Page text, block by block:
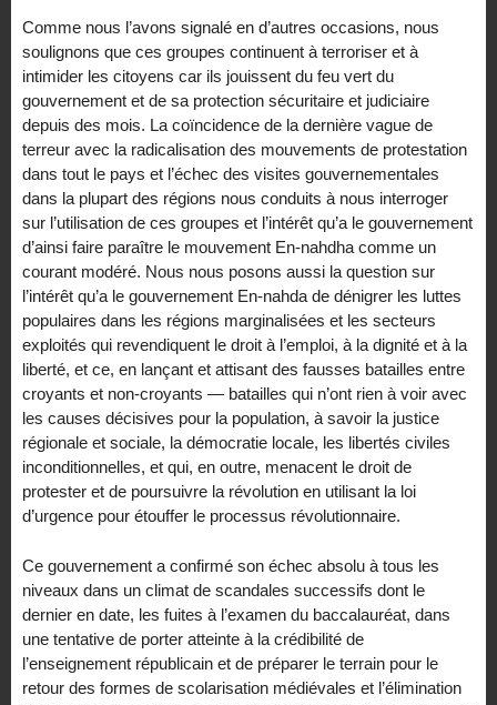
Comme nous l’avons signalé en d’autres occasions, nous
soulignons que ces groupes continuent à terroriser et à
intimider les citoyens car ils jouissent du feu vert du
gouvernement et de sa protection sécuritaire et judiciaire
depuis des mois. La coïncidence de la dernière vague de
terreur avec la radicalisation des mouvements de protestation
dans tout le pays et l’échec des visites gouvernementales
dans la plupart des régions nous conduits à nous interroger
sur l’utilisation de ces groupes et l’intérêt qu’a le gouvernement
d’ainsi faire paraître le mouvement En-nahdha comme un
courant modéré. Nous nous posons aussi la question sur
l’intérêt qu’a le gouvernement En-nahda de dénigrer les luttes
populaires dans les régions marginalisées et les secteurs
exploités qui revendiquent le droit à l’emploi, à la dignité et à la
liberté, et ce, en lançant et attisant des fausses batailles entre
croyants et non-croyants — batailles qui n’ont rien à voir avec
les causes décisives pour la population, à savoir la justice
régionale et sociale, la démocratie locale, les libertés civiles
inconditionnelles, et qui, en outre, menacent le droit de
protester et de poursuivre la révolution en utilisant la loi
d’urgence pour étouffer le processus révolutionnaire.
Ce gouvernement a confirmé son échec absolu à tous les
niveaux dans un climat de scandales successifs dont le
dernier en date, les fuites à l’examen du baccalauréat, dans
une tentative de porter atteinte à la crédibilité de
l’enseignement républicain et de préparer le terrain pour le
retour des formes de scolarisation médiévales et l’élimination